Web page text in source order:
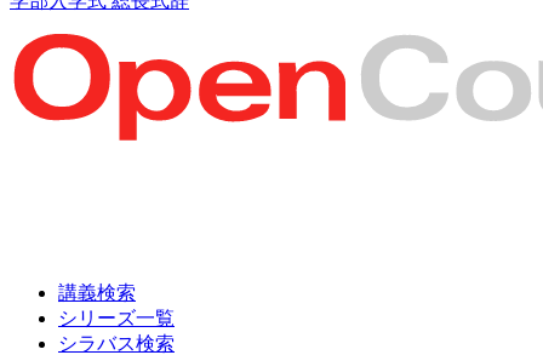
講義検索
シリーズ一覧
シラバス検索